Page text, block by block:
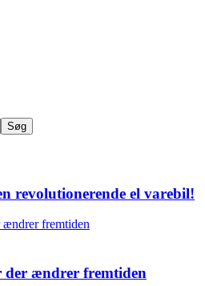
revolutionerende el varebil!
der ændrer fremtiden